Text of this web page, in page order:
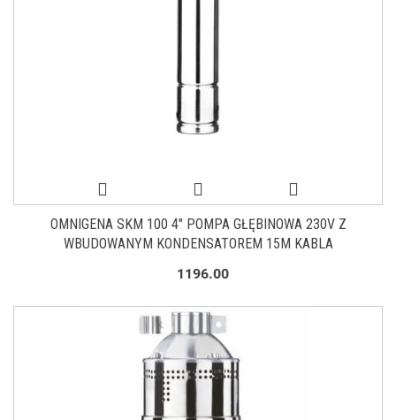
OMNIGENA SKM 100 4" POMPA GŁĘBINOWA 230V Z
WBUDOWANYM KONDENSATOREM 15M KABLA
1196.00